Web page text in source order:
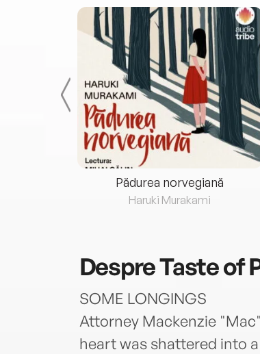
Pădurea norvegiană
Haruki Murakami
DespreTaste of
SOME LONGINGS
Attorney Mackenzie
heart was shattered into